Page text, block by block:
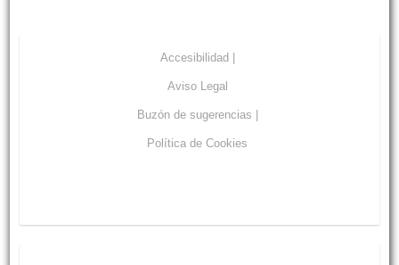
Accesibilidad |
Aviso Legal
Buzón de sugerencias |
Política de Cookies